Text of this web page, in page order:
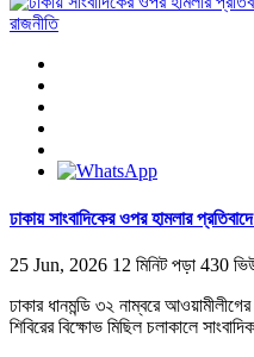
রাজনীতি
ঢাকায় সাংবাদিকের ওপর হামলার
25 Jun, 2026 12 মিনিট পড়া 430
ঢাকার ধানমন্ডি ৩২ নাম্বরে
শিবিরের বিক্ষোভ মিছিল চলাকালে